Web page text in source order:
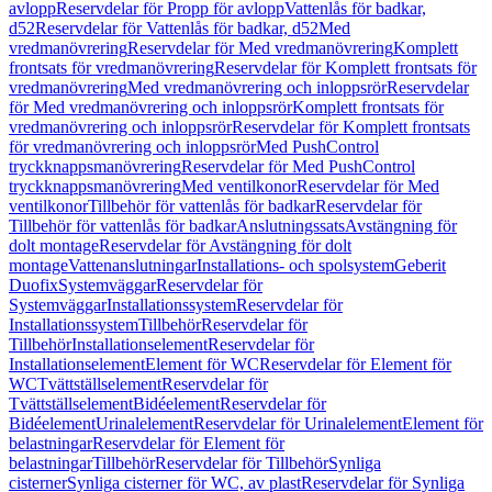
avloppReservdelar för Propp för avloppVattenlås för badkar,
d52Reservdelar för Vattenlås för badkar, d52Med
vredmanövreringReservdelar för Med vredmanövreringKomplett
frontsats för vredmanövreringReservdelar för Komplett frontsats för
vredmanövreringMed vredmanövrering och inloppsrörReservdelar
för Med vredmanövrering och inloppsrörKomplett frontsats för
vredmanövrering och inloppsrörReservdelar för Komplett frontsats
för vredmanövrering och inloppsrörMed PushControl
tryckknappsmanövreringReservdelar för Med PushControl
tryckknappsmanövreringMed ventilkonorReservdelar för Med
ventilkonorTillbehör för vattenlås för badkarReservdelar för
Tillbehör för vattenlås för badkarAnslutningssatsAvstängning för
dolt montageReservdelar för Avstängning för dolt
montageVattenanslutningarInstallations- och spolsystemGeberit
DuofixSystemväggarReservdelar för
SystemväggarInstallationssystemReservdelar för
InstallationssystemTillbehörReservdelar för
TillbehörInstallationselementReservdelar för
InstallationselementElement för WCReservdelar för Element för
WCTvättställselementReservdelar för
TvättställselementBidéelementReservdelar för
BidéelementUrinalelementReservdelar för UrinalelementElement för
belastningarReservdelar för Element för
belastningarTillbehörReservdelar för TillbehörSynliga
cisternerSynliga cisterner för WC, av plastReservdelar för Synliga